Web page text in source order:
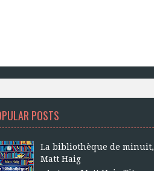
POSTS
La bibliothèque de minuit,
Matt Haig